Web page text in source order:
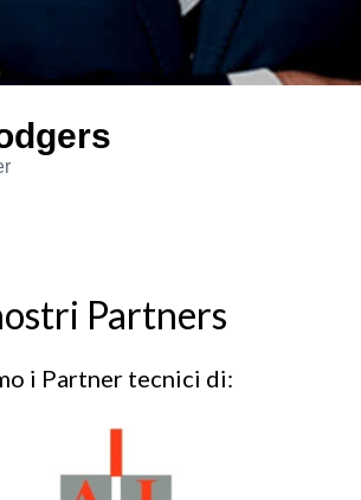
Partners
i Partner tecnici di: